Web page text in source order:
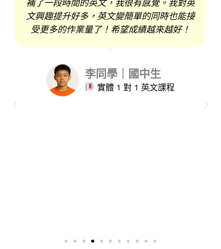
補了一段時間的英文，我很有感覺。我對英
文興趣提升好多，英文變簡單的同時也能接
受更多的作業量了！希望成績越來越好！
李同學｜國中生
實體 1 對 1 英文課程